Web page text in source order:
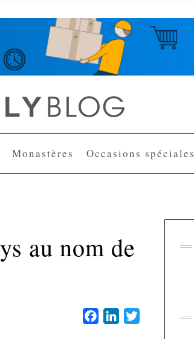
Monastères Occasions spéciales
au nom de
FacebookLinkedIn